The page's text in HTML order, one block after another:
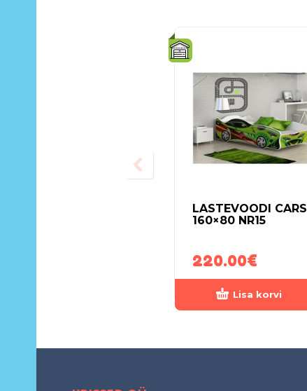
LASTEVOODI CARS
160×80 NR15
220.00€
Lisa korvi